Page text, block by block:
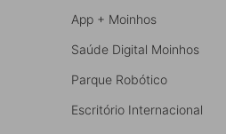
App + Moinhos
Saúde Digital Moinhos
Parque Robótico
Escritório Internacional